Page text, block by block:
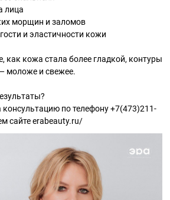
лица
морщин и заломов
и эластичности кожи
как кожа стала более гладкой, контуры
моложе и свежее.
консультацию по телефону +7(473)211-
сайте erabeauty.ru/